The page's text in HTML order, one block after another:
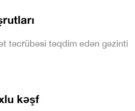
təcrübəsi təqdim edən gəzinti
kəşf